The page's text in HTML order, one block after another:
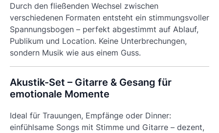
Durch den fließenden Wechsel zwischen
verschiedenen Formaten entsteht ein stimmungsvoller
Spannungsbogen – perfekt abgestimmt auf Ablauf,
Publikum und Location. Keine Unterbrechungen,
sondern Musik wie aus einem Guss.
Akustik-Set – Gitarre & Gesang für
emotionale Momente
Ideal für Trauungen, Empfänge oder Dinner:
einfühlsame Songs mit Stimme und Gitarre – dezent,